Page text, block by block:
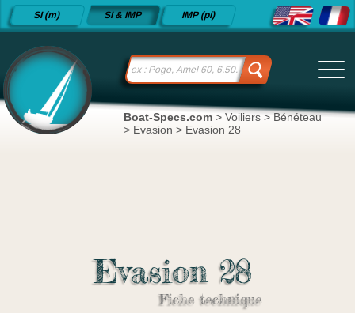
Fiches
techniques
depuis
2015
SI (m) SI & IMP IMP (pi)
Boat-Specs.com > Voiliers >Bénéteau
> Evasion > Evasion 28
Evasion 28
Fiche technique